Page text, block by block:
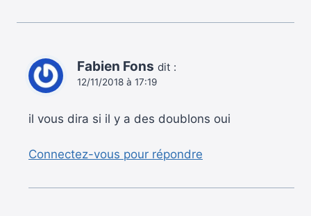
Fabien Fons dit :
12/11/2018 à 17:19
il vous dira si il y a des doublons oui
Connectez-vous pour répondre